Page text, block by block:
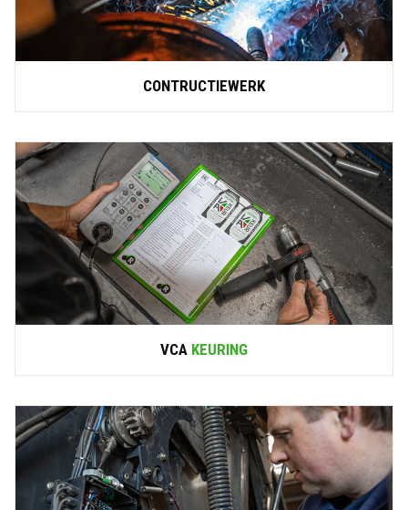
CONTRUCTIEWERK
VCA KEURING